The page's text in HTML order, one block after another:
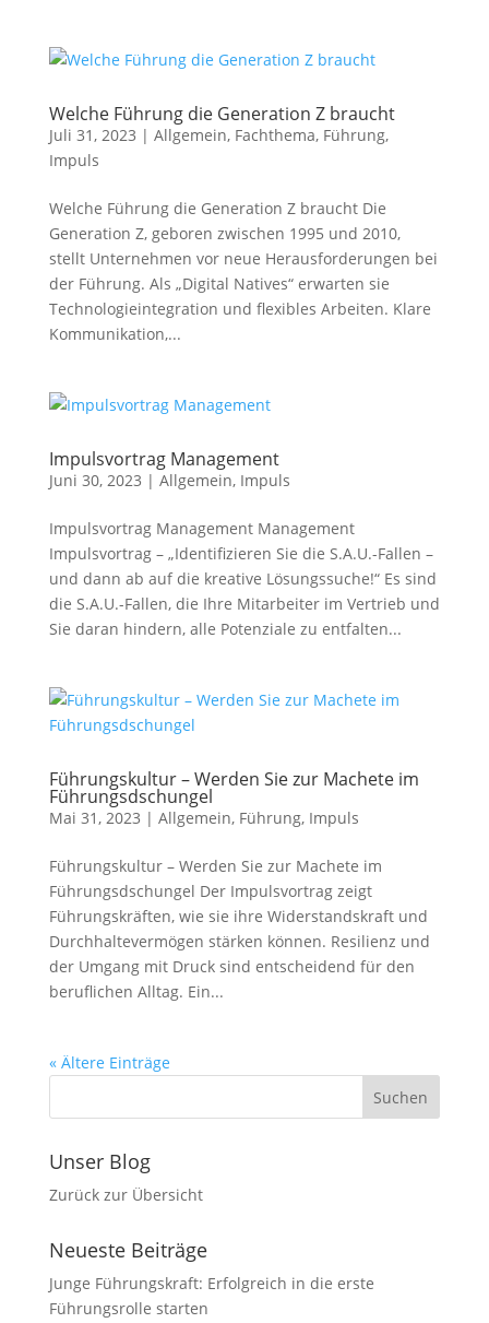
Welche Führung die Generation Z braucht
Juli 31, 2023 | Allgemein, Fachthema, Führung,
Impuls
Welche Führung die Generation Z braucht Die
Generation Z, geboren zwischen 1995 und 2010,
stellt Unternehmen vor neue Herausforderungen bei
der Führung. Als „Digital Natives“ erwarten sie
Technologieintegration und flexibles Arbeiten. Klare
Kommunikation,...
Impulsvortrag Management
Juni 30, 2023 | Allgemein, Impuls
Impulsvortrag Management Management
Impulsvortrag – „Identifizieren Sie die S.A.U.-Fallen –
und dann ab auf die kreative Lösungssuche!“ Es sind
die S.A.U.-Fallen, die Ihre Mitarbeiter im Vertrieb und
Sie daran hindern, alle Potenziale zu entfalten...
Führungskultur – Werden Sie zur Machete im
Führungsdschungel
Mai 31, 2023 | Allgemein, Führung, Impuls
Führungskultur – Werden Sie zur Machete im
Führungsdschungel Der Impulsvortrag zeigt
Führungskräften, wie sie ihre Widerstandskraft und
Durchhaltevermögen stärken können. Resilienz und
der Umgang mit Druck sind entscheidend für den
beruflichen Alltag. Ein...
« Ältere Einträge
Unser Blog
Zurück zur Übersicht
Neueste Beiträge
Junge Führungskraft: Erfolgreich in die erste
Führungsrolle starten